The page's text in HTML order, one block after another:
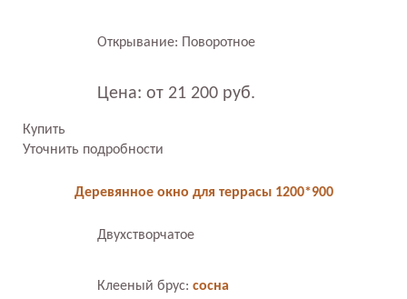
Открывание: Поворотное
Цена: от 21 200 руб.
Купить
Уточнить подробности
Деревянное окно для террасы 1200*900
Двухстворчатое
Клееный брус: сосна